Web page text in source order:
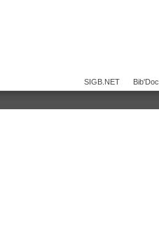
SIGB.NET Bib'Doc